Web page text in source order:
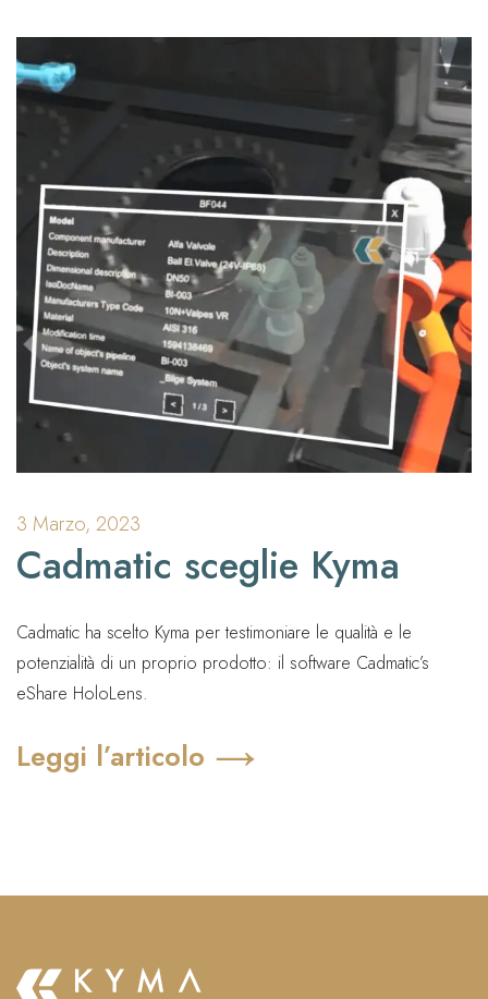
3 Marzo, 2023
Cadmatic sceglie Kyma
Cadmatic ha scelto Kyma per testimoniare le qualità e le
potenzialità di un proprio prodotto: il software Cadmatic’s
eShare HoloLens.
Leggi l’articolo